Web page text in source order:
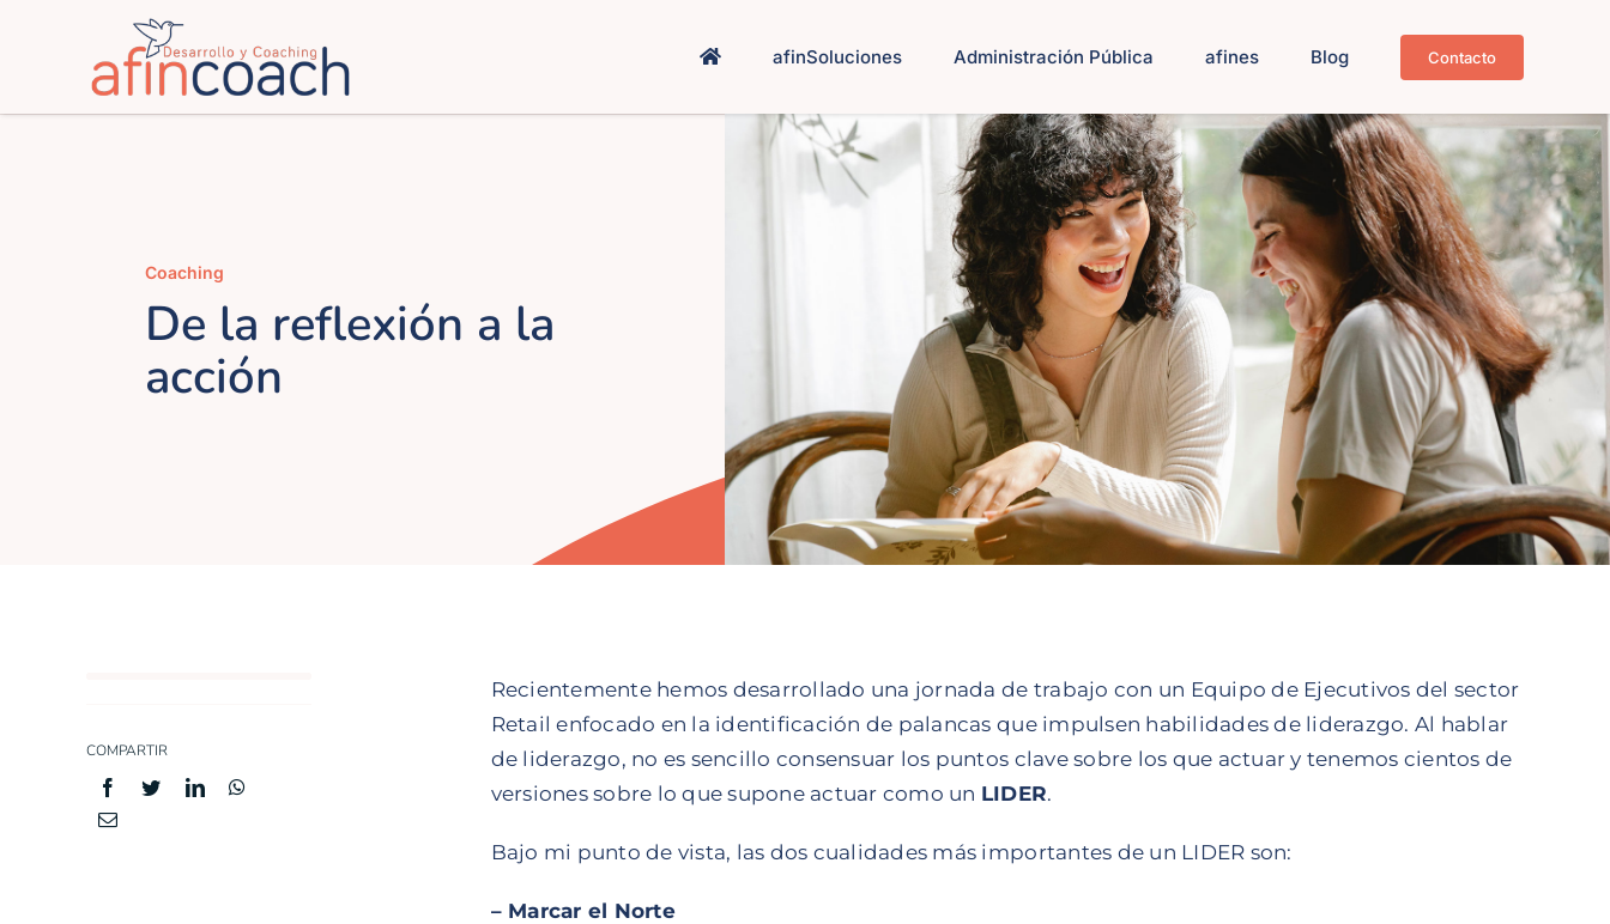
contenido
afinSoluciones Administración Pública afines Blog Contacto
Coaching
De la reflexión a la
acción
COMPARTIR
Recientemente hemos desarrollado una jornada de trabajo con un Equipo de Ejecutivos del sector
Retail enfocado en la identificación de palancas que impulsen habilidades de liderazgo. Al hablar
de liderazgo, no es sencillo consensuar los puntos clave sobre los que actuar y tenemos cientos de
versiones sobre lo que supone actuar como un LIDER.
Bajo mi punto de vista, las dos cualidades más importantes de un LIDER son:
– Marcar el Norte